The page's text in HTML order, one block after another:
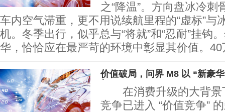
之“降温”。方向盘冰冷
车内空气滞重，更不用说续航里程的“虚标”与
机。冬季出行，似乎总与“将就”和“忍耐”挂钩
华，恰恰应在最严苛的环境中彰显其价值。
价值破局，问界 M8 以 “新豪
在消费升级的大背景
竞争已进入 “价值竞争”